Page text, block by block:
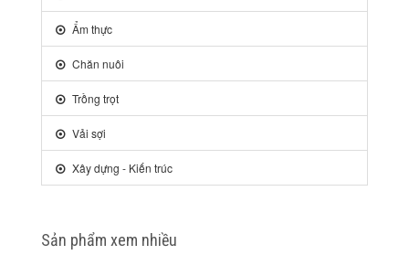
Ẩm thực
Chăn nuôi
Trồng trọt
Vải sợi
Xây dựng - Kiến trúc
Sản phẩm xem nhiều